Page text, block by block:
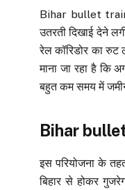
Bihar bullet train
उतरती दिखाई देने
रेल कॉरिडोर का रुट
माना जा रहा है कि
बहुत कम समय में जमीन
Bihar
इस परियोजना के
बिहार से होकर